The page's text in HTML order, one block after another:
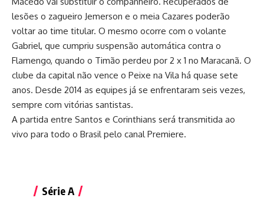
lesões o zagueiro Jemerson e o meia Cazares poderão
voltar ao time titular. O mesmo ocorre com o volante
Gabriel, que cumpriu suspensão automática contra o
Flamengo, quando o Timão perdeu por 2 x 1 no Maracanã. O
clube da capital não vence o Peixe na Vila há quase sete
anos. Desde 2014 as equipes já se enfrentaram seis vezes,
sempre com vitórias santistas.
A partida entre Santos e Corinthians será transmitida ao
vivo para todo o Brasil pelo canal Premiere.
Série A